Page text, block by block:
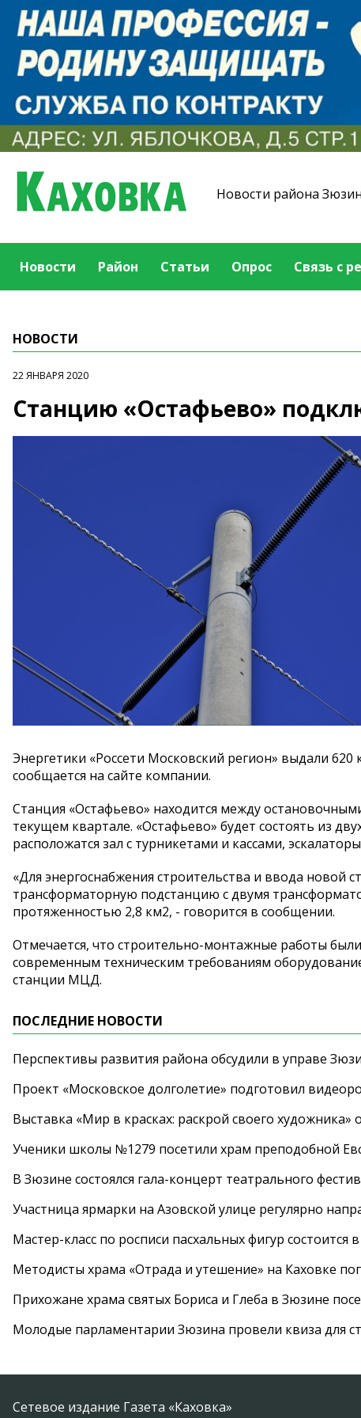
Новости района
Новости Район Статьи Опрос Связь с
НОВОСТИ
22 ЯНВАРЯ 2020
Станцию «Остафьево»
Энергетики «Россети Московский регион» выдали
сообщается на сайте компании.
Станция «Остафьево» находится между
текущем квартале. «Остафьево» будет состоять из
расположатся зал с турникетами и кассами,
«Для энергоснабжения строительства и ввода
трансформаторную подстанцию с двумя
протяженностью 2,8 км2, - говорится в сообщении.
Отмечается, что строительно-монтажные работы
современным техническим требованиям
станции МЦД.
ПОСЛЕДНИЕ НОВОСТИ
Перспективы развития района обсудили в управе
Проект «Московское долголетие» подготовил
Выставка «Мир в красках: раскрой своего художника»
Ученики школы №1279 посетили храм преподобной
В Зюзине состоялся гала-концерт театрального
Участница ярмарки на Азовской улице регулярно
Мастер-класс по росписи пасхальных фигур состоится
Методисты храма «Отрада и утешение» на Каховке
Прихожане храма святых Бориса и Глеба в Зюзине
Молодые парламентарии Зюзина провели квиза для
Сетевое издание Газета «Каховка»